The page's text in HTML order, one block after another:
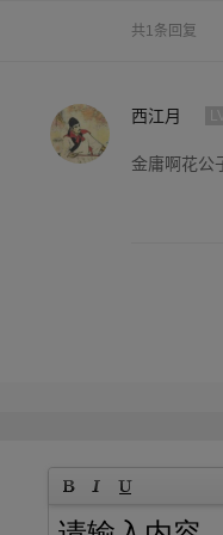
共1条回复
西江月
金庸啊花公